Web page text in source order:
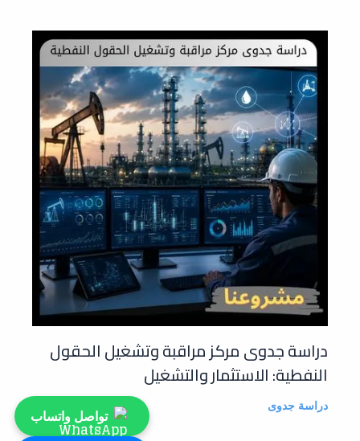
دراسة جدوى مركز مراقبة وتشغيل الحقول
النفطية: الاستثمار والتشغيل
دراسة جدوى تواصل واتساب